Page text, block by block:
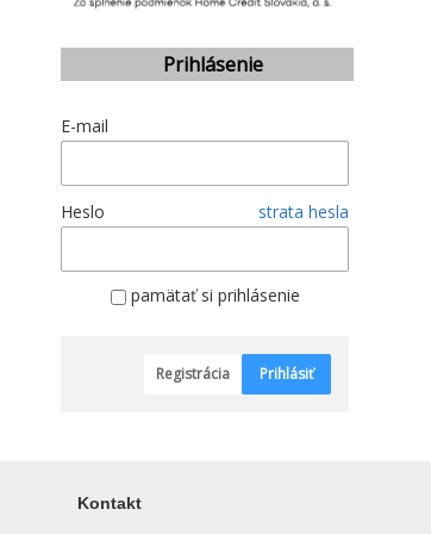
Prihlásenie
E-mail
Heslo strata hesla
pamätať si prihlásenie
Registrácia Prihlásiť
Kontakt